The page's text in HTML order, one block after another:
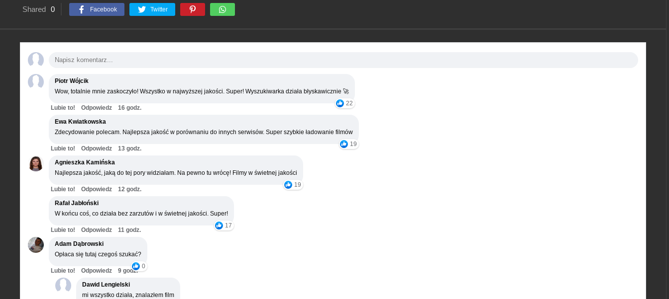
Shared 0 Facebook Twitter
Piotr Wójcik
Wow, totalnie mnie zaskoczyło! Wszystko w najwyższej jakości. Super! Wyszukiwarka działa błyskawicznie 🚀
22
Lubie to! Odpowiedz
16 godz.
Ewa Kwiatkowska
Zdecydowanie polecam. Najlepsza jakość w porównaniu do innych serwisów. Super szybkie ładowanie filmów
19
Lubie to! Odpowiedz
13 godz.
Agnieszka Kamińska
Najlepsza jakość, jaką do tej pory widziałam. Na pewno tu wrócę! Filmy w świetnej jakości
19
Lubie to! Odpowiedz
12 godz.
Rafał Jabłoński
W końcu coś, co działa bez zarzutów i w świetnej jakości. Super!
17
Lubie to! Odpowiedz
11 godz.
Adam Dąbrowski
Opłaca się tutaj czegoś szukać?
0
Lubie to! Odpowiedz
9 godz.
Dawid Lengielski
mi wszystko działa, znalazłem film